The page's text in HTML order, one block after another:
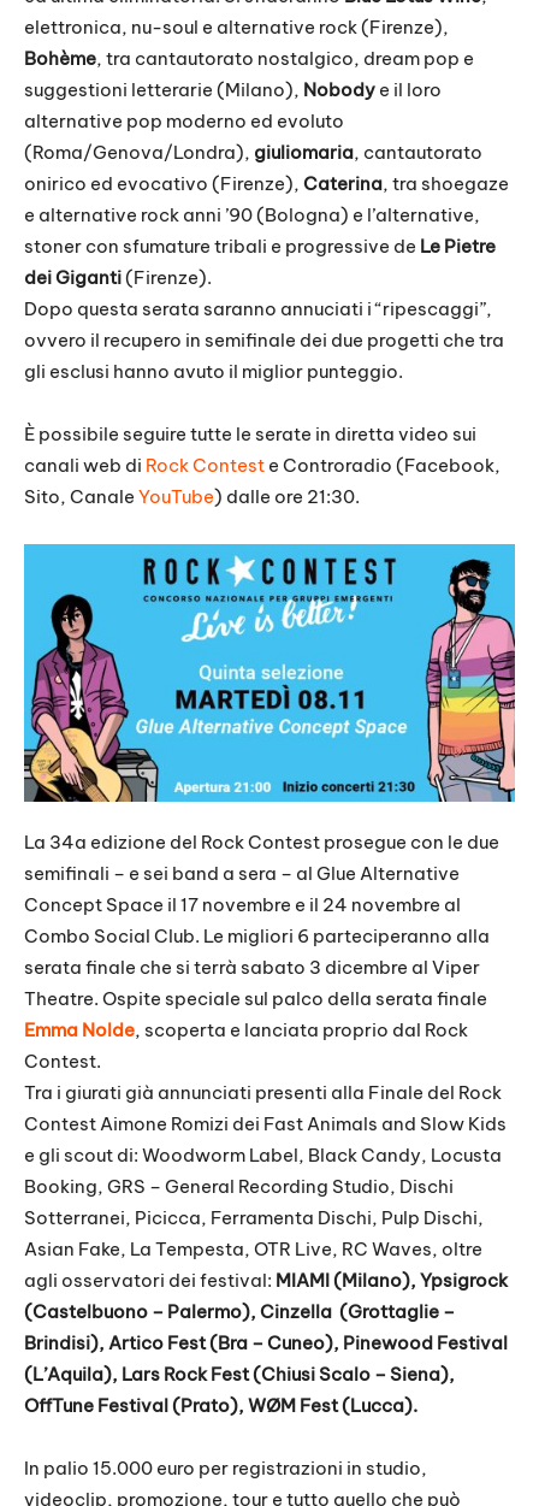
elettronica, nu-soul e alternative rock (Firenze),
Bohème, tra cantautorato nostalgico, dream pop e
suggestioni letterarie (Milano), Nobody e il loro
alternative pop moderno ed evoluto
(Roma/Genova/Londra), giuliomaria, cantautorato
onirico ed evocativo (Firenze), Caterina, tra shoegaze
e alternative rock anni ’90 (Bologna) e l’alternative,
stoner con sfumature tribali e progressive de Le Pietre
dei Giganti(Firenze).
Dopo questa serata saranno annuciati i “ripescaggi”,
ovvero il recupero in semifinale dei due progetti che tra
gli esclusi hanno avuto il miglior punteggio.
È possibile seguire tutte le serate in diretta video sui
canali web di Rock Contest e Controradio (Facebook,
Sito, Canale YouTube) dalle ore 21:30.
La 34a edizione del Rock Contest prosegue con le due
semifinali – e sei band a sera – al Glue Alternative
Concept Space il 17 novembre e il 24 novembre al
Combo Social Club. Le migliori 6 parteciperanno alla
serata finale che si terrà sabato 3 dicembre al Viper
Theatre. Ospite speciale sul palco della serata finale
Emma Nolde, scoperta e lanciata proprio dal Rock
Contest.
Tra i giurati già annunciati presenti alla Finale del Rock
Contest Aimone Romizi dei Fast Animals and Slow Kids
e gli scout di: Woodworm Label, Black Candy, Locusta
Booking, GRS – General Recording Studio, Dischi
Sotterranei, Picicca, Ferramenta Dischi, Pulp Dischi,
Asian Fake, La Tempesta, OTR Live, RC Waves, oltre
agli osservatori dei festival: MIAMI (Milano), Ypsigrock
(Castelbuono – Palermo), Cinzella (Grottaglie –
Brindisi), Artico Fest (Bra – Cuneo), Pinewood Festival
(L’Aquila), Lars Rock Fest (Chiusi Scalo – Siena),
OffTune Festival (Prato), WØM Fest (Lucca).
In palio 15.000 euro per registrazioni in studio,
videoclip, promozione, tour e tutto quello che può